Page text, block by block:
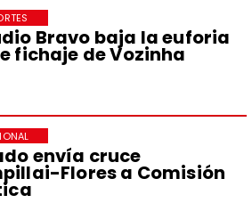
Bravo baja la euforia
fichaje de Vozinha
envía cruce
Flores a Comisión